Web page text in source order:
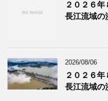
２０２６
長江流域の
2026/08/06
２０２６
長江流域の